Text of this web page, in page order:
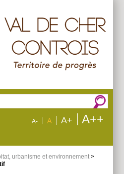
A- A A+ A++
urbanisme et environnement>